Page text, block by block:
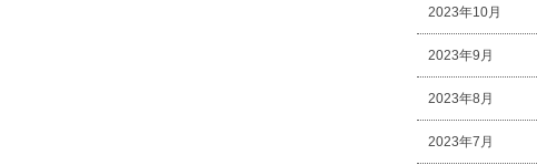
2023年10月
2023年9月
2023年8月
2023年7月